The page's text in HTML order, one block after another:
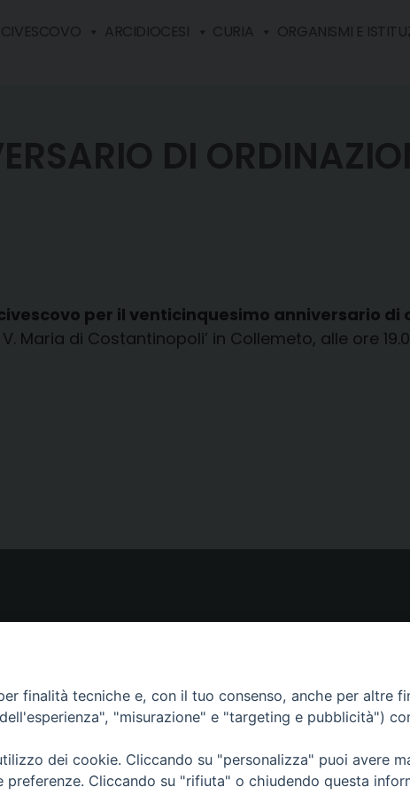
ARCIDIOCESI CURIA ORGANISMI E
DI
per il venticinquesimo anniversario
Maria di Costantinopoli’ in Collemeto, alle ore
UTILITY
Altri articoli
finalità tecniche e, con il tuo consenso, anche per altre
"misurazione" e "targeting e pubblicità")
dei cookie. Cliccando su "personalizza" puoi avere
Cliccando su "rifiuta" o chiudendo questa